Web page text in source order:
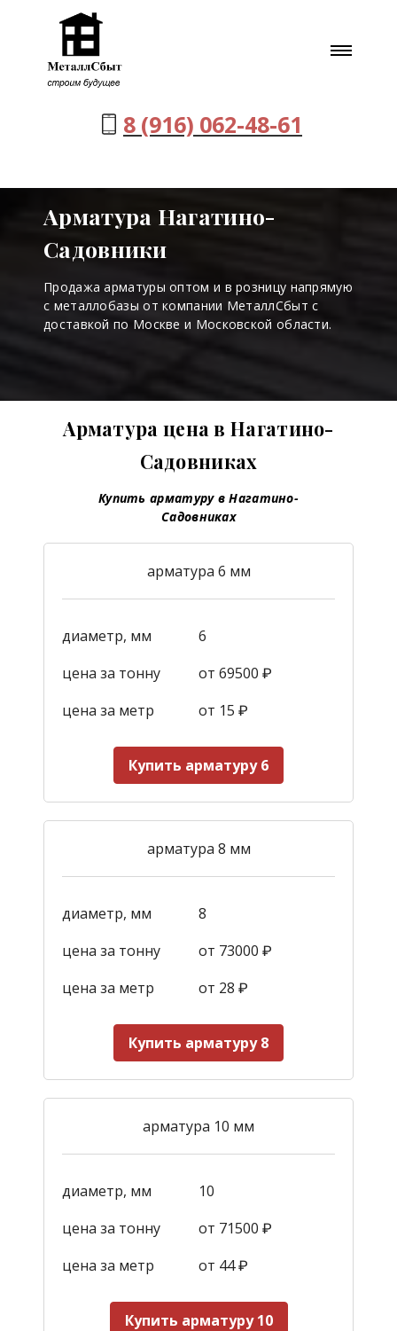
8 (916) 062-48-61
Арматура Нагатино-
Садовники
Продажа арматуры оптом и в розницу напрямую
с металлобазы от компании МеталлСбыт с
доставкой по Москве и Московской области.
Арматура цена в Нагатино-
Садовниках
Купить арматуру в Нагатино-
Садовниках
арматура 6 мм
диаметр, мм
6
цена за тонну
от 69500 ₽
цена за метр
от 15 ₽
Купить арматуру 6
арматура 8 мм
диаметр, мм
8
цена за тонну
от 73000 ₽
цена за метр
от 28 ₽
Купить арматуру 8
арматура 10 мм
диаметр, мм
10
цена за тонну
от 71500 ₽
цена за метр
от 44₽
Купить арматуру 10